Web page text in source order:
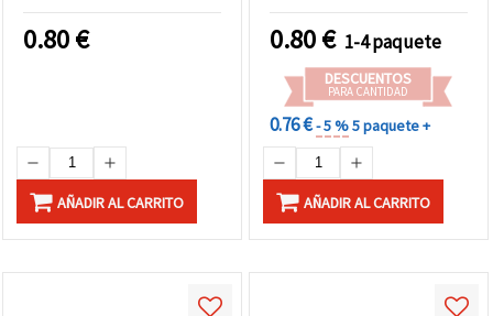
manualidades DIY de
0.80€
AÑADIR AL CARRITO
decoraciones y
manualidades de Navidad
0.80€ 1-4 paquete
DESCUENTOS
PARA CANTIDAD
0.76 €- 5 %5 paquete +
AÑADIR AL CARRITO